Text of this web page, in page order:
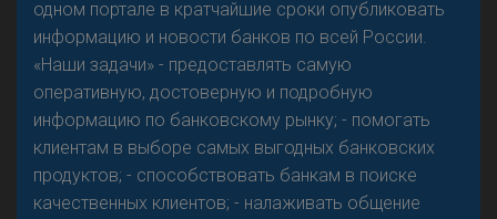
одном портале в кратчайшие сроки опубликовать
информацию и новости банков по всей России.
«Наши задачи» - предоставлять самую
оперативную, достоверную и подробную
информацию по банковскому рынку; - помогать
клиентам в выборе самых выгодных банковских
продуктов; - способствовать банкам в поиске
качественных клиентов; - налаживать общение